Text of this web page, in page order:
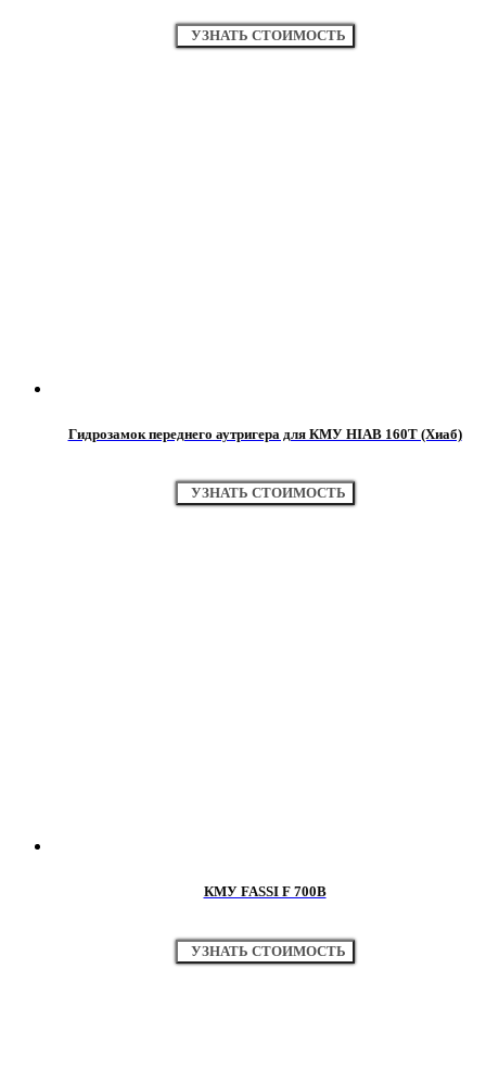
УЗНАТЬ СТОИМОСТЬ
Гидрозамок переднего аутригера для КМУ HIAB 160T (Хиаб)
УЗНАТЬ СТОИМОСТЬ
КМУ FASSI F 700B
УЗНАТЬ СТОИМОСТЬ